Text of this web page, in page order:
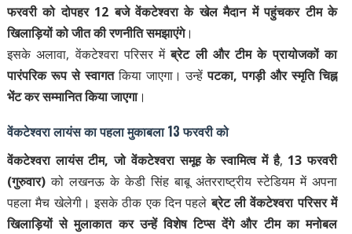
फरवरी को दोपहर 12 बजे वेंकटेश्वरा के खेल मैदान में पहुंचकर टीम के
खिलाड़ियों को जीत की रणनीति समझाएंगे।
इसके अलावा, वेंकटेश्वरा परिसर मेंब्रेट ली और टीम के प्रायोजकों का
पारंपरिक रूप से स्वागतकिया जाएगा। उन्हेंपटका, पगड़ी और स्मृति चिह्न
भेंट कर सम्मानित किया जाएगा।
वेंकटेश्वरा लायंस का पहला मुकाबला 13 फरवरी को
वेंकटेश्वरा लायंस टीम, जो वेंकटेश्वरा समूह के स्वामित्व में है, 13 फरवरी
(गुरुवार)को लखनऊ के केडी सिंह बाबू अंतरराष्ट्रीय स्टेडियम में अपना
पहला मैच खेलेगी। इसके ठीक एक दिन पहलेब्रेट ली वेंकटेश्वरा परिसर में
खिलाड़ियों से मुलाकात कर उन्हें विशेष टिप्स देंगे और टीम का मनोबल